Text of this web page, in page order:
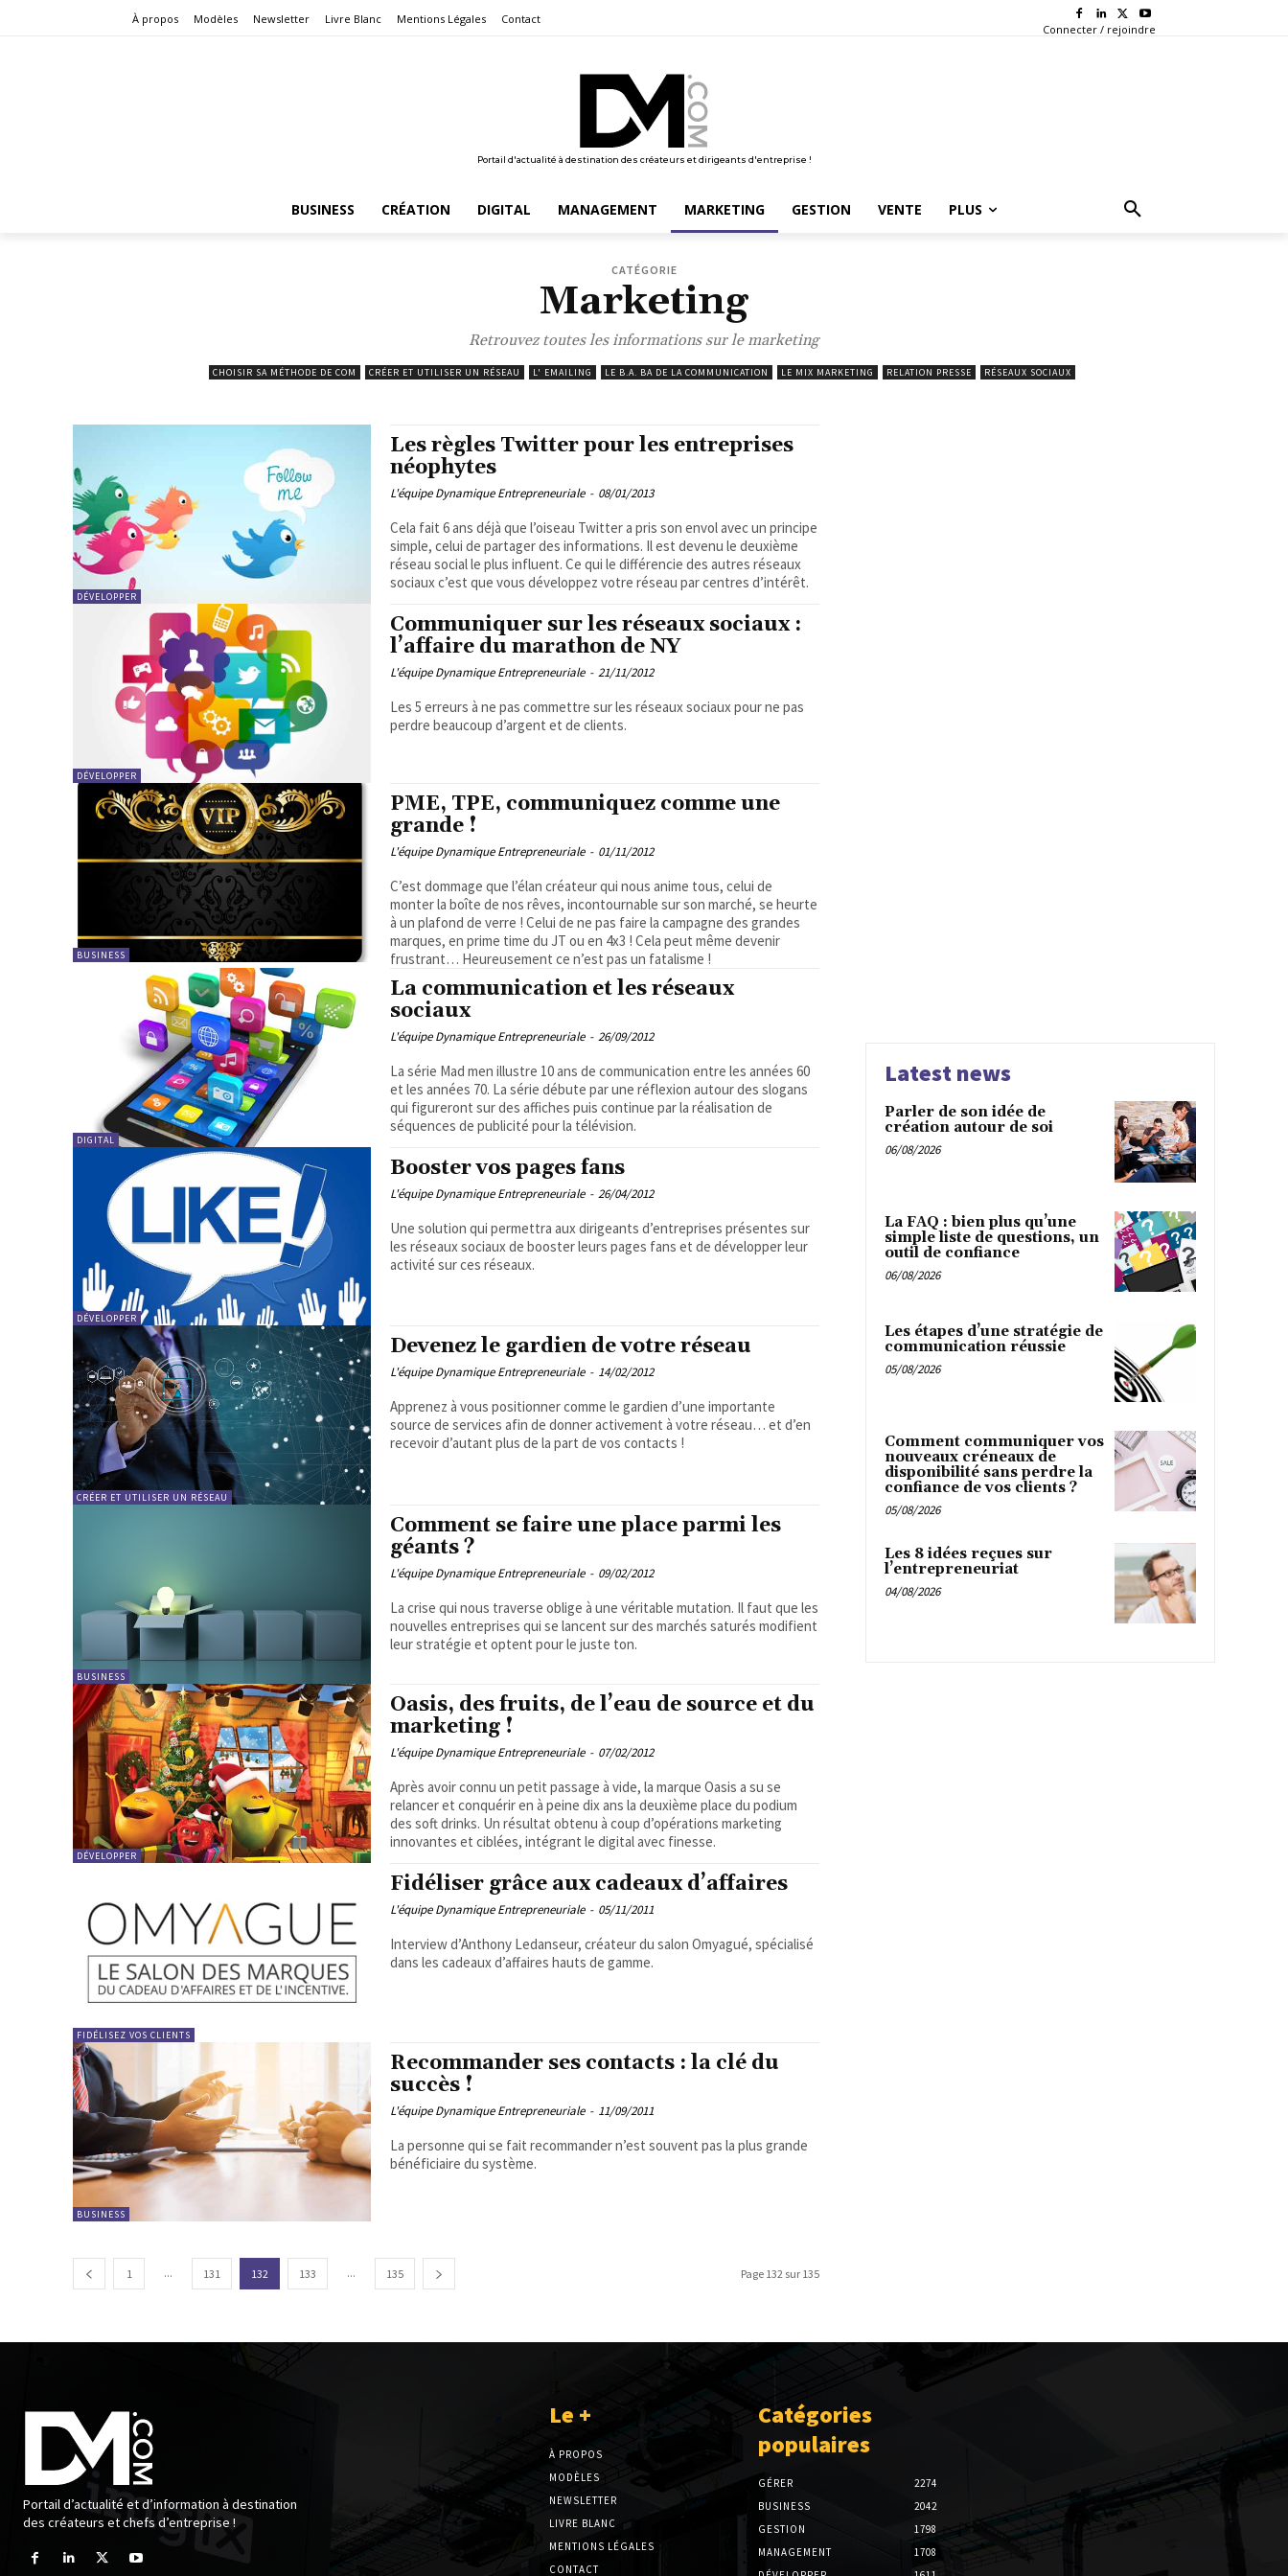
À propos Modèles Newsletter Livre Blanc Mentions Légales Contact
Connecter / rejoindre
Portail d'actualité à destination des créateurs et dirigeants d'entreprise !
BUSINESS CRÉATION DIGITAL MANAGEMENT MARKETING GESTION VENTE PLUS
CATÉGORIE
Marketing
Retrouvez toutes les informations sur le marketing
CHOISIR SA MÉTHODE DE COM CRÉER ET UTILISER UN RÉSEAU L' EMAILING LE B.A. BA DE LA COMMUNICATION LE MIX MARKETING RELATION PRESSE RÉSEAUX SOCIAUX
DÉVELOPPER
Les règles Twitter pour les entreprises
néophytes
L'équipe Dynamique Entrepreneuriale - 08/01/2013
Cela fait 6 ans déjà que l’oiseau Twitter a pris son envol avec un principe
simple, celui de partager des informations. Il est devenu le deuxième
réseau social le plus influent. Ce qui le différencie des autres réseaux
sociaux c’est que vous développez votre réseau par centres d’intérêt.
DÉVELOPPER
Communiquer sur les réseaux sociaux :
l’affaire du marathon de NY
L'équipe Dynamique Entrepreneuriale - 21/11/2012
Les 5 erreurs à ne pas commettre sur les réseaux sociaux pour ne pas
perdre beaucoup d’argent et de clients.
BUSINESS
PME, TPE, communiquez comme une
grande !
L'équipe Dynamique Entrepreneuriale - 01/11/2012
C’est dommage que l’élan créateur qui nous anime tous, celui de
monter la boîte de nos rêves, incontournable sur son marché, se heurte
à un plafond de verre ! Celui de ne pas faire la campagne des grandes
marques, en prime time du JT ou en 4x3 ! Cela peut même devenir
frustrant… Heureusement ce n’est pas un fatalisme !
DIGITAL
La communication et les réseaux
sociaux
L'équipe Dynamique Entrepreneuriale - 26/09/2012
La série Mad men illustre 10 ans de communication entre les années 60
et les années 70. La série débute par une réflexion autour des slogans
qui figureront sur des affiches puis continue par la réalisation de
séquences de publicité pour la télévision.
DÉVELOPPER
Booster vos pages fans
L'équipe Dynamique Entrepreneuriale - 26/04/2012
Une solution qui permettra aux dirigeants d’entreprises présentes sur
les réseaux sociaux de booster leurs pages fans et de développer leur
activité sur ces réseaux.
CRÉER ET UTILISER UN RÉSEAU
Devenez le gardien de votre réseau
L'équipe Dynamique Entrepreneuriale - 14/02/2012
Apprenez à vous positionner comme le gardien d’une importante
source de services afin de donner activement à votre réseau… et d’en
recevoir d’autant plus de la part de vos contacts !
BUSINESS
Comment se faire une place parmi les
géants ?
L'équipe Dynamique Entrepreneuriale - 09/02/2012
La crise qui nous traverse oblige à une véritable mutation. Il faut que les
nouvelles entreprises qui se lancent sur des marchés saturés modifient
leur stratégie et optent pour le juste ton.
DÉVELOPPER
Oasis, des fruits, de l’eau de source et du
marketing !
L'équipe Dynamique Entrepreneuriale - 07/02/2012
Après avoir connu un petit passage à vide, la marque Oasis a su se
relancer et conquérir en à peine dix ans la deuxième place du podium
des soft drinks. Un résultat obtenu à coup d’opérations marketing
innovantes et ciblées, intégrant le digital avec finesse.
FIDÉLISEZ VOS CLIENTS
Fidéliser grâce aux cadeaux d’affaires
L'équipe Dynamique Entrepreneuriale - 05/11/2011
Interview d’Anthony Ledanseur, créateur du salon Omyagué, spécialisé
dans les cadeaux d’affaires hauts de gamme.
BUSINESS
Recommander ses contacts : la clé du
succès !
L'équipe Dynamique Entrepreneuriale - 11/09/2011
La personne qui se fait recommander n’est souvent pas la plus grande
bénéficiaire du système.
1 ... 131 132 133 ... 135 Page 132 sur 135
Latest news
Parler de son idée de
création autour de soi
06/08/2026
La FAQ : bien plus qu’une
simple liste de questions, un
outil de confiance
06/08/2026
Les étapes d’une stratégie de
communication réussie
05/08/2026
Comment communiquer vos
nouveaux créneaux de
disponibilité sans perdre la
confiance de vos clients ?
05/08/2026
Les 8 idées reçues sur
l’entrepreneuriat
04/08/2026
Portail d’actualité et d’information à destination
des créateurs et chefs d’entreprise !
Le +
À PROPOS
MODÈLES
NEWSLETTER
LIVRE BLANC
MENTIONS LÉGALES
CONTACT
Catégories
populaires
GÉRER
2274
BUSINESS
2042
GESTION
1798
MANAGEMENT
1708